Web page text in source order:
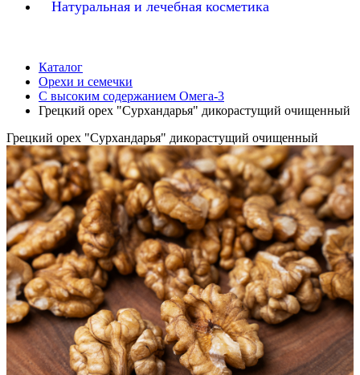
Натуральная и лечебная косметика
Каталог
Орехи и семечки
С высоким содержанием Омега-3
Грецкий орех "Сурхандарья" дикорастущий очищенный
Грецкий орех "Сурхандарья" дикорастущий очищенный